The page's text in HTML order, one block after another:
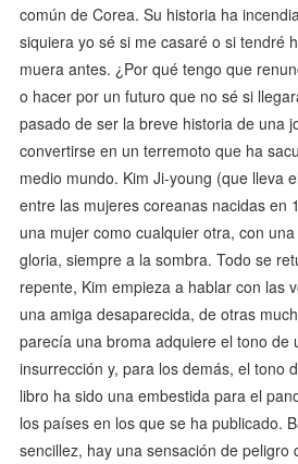
común de Corea. Su historia ha
siquiera yo sé si me casaré o si tendré
muera antes. ¿Por qué tengo que
o hacer por un futuro que no sé si
pasado de ser la breve historia de una
convertirse en un terremoto que ha
medio mundo. Kim Ji-young (que lleva
entre las mujeres coreanas nacidas en
una mujer como cualquier otra, con
gloria, siempre a la sombra. Todo se
repente, Kim empieza a hablar con las
una amiga desaparecida, de otras
parecía una broma adquiere el tono de
insurrección y, para los demás, el tono
libro ha sido una embestida para el
los países en los que se ha publicado.
sencillez, hay una sensación de peligro